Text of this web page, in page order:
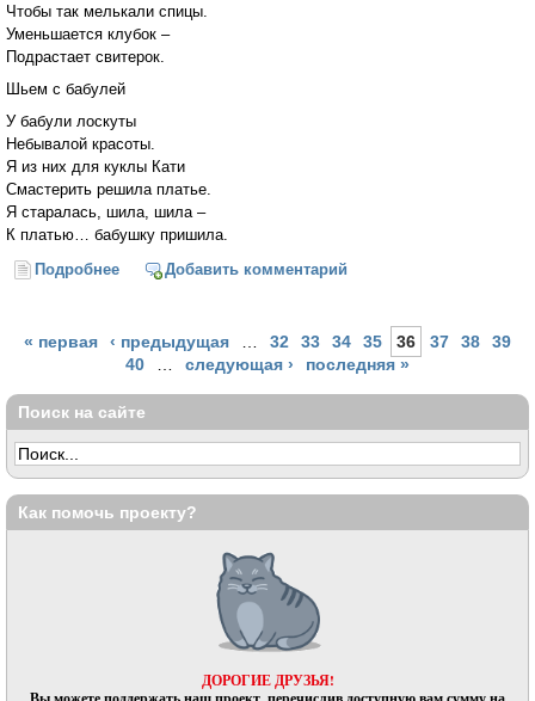
Чтобы так мелькали спицы.
Уменьшается клубок –
Подрастает свитерок.
Шьем с бабулей
У бабули лоскуты
Небывалой красоты.
Я из них для куклы Кати
Смастерить решила платье.
Я старалась, шила, шила –
К платью… бабушку пришила.
Подробнее о Семь стишков о бабушке
Добавить комментарий
Страницы
« первая ‹ предыдущая 32 33 34 35 36 37 38
39
40
следующая › последняя »
Поиск на сайте
Как помочь проекту?
ДОРОГИЕ ДРУЗЬЯ!